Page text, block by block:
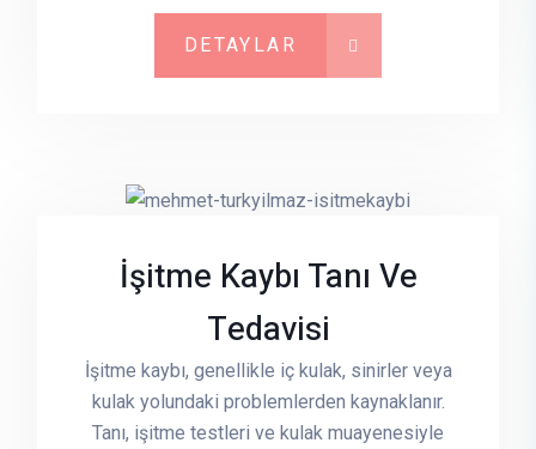
DETAYLAR
İşitme Kaybı Tanı Ve
Tedavisi
İşitme kaybı, genellikle iç kulak, sinirler veya
kulak yolundaki problemlerden kaynaklanır.
Tanı, işitme testleri ve kulak muayenesiyle